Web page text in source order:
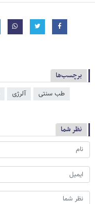
برچسب‌ها
طب سنتی آلرژی
نظر شما